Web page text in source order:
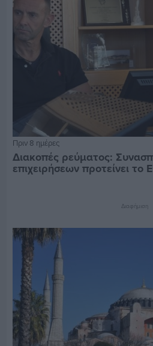
Πριν 8 ημέρες
Διακοπές ρεύματος:
επιχειρήσεων προτείνει το
Διαφήμιση